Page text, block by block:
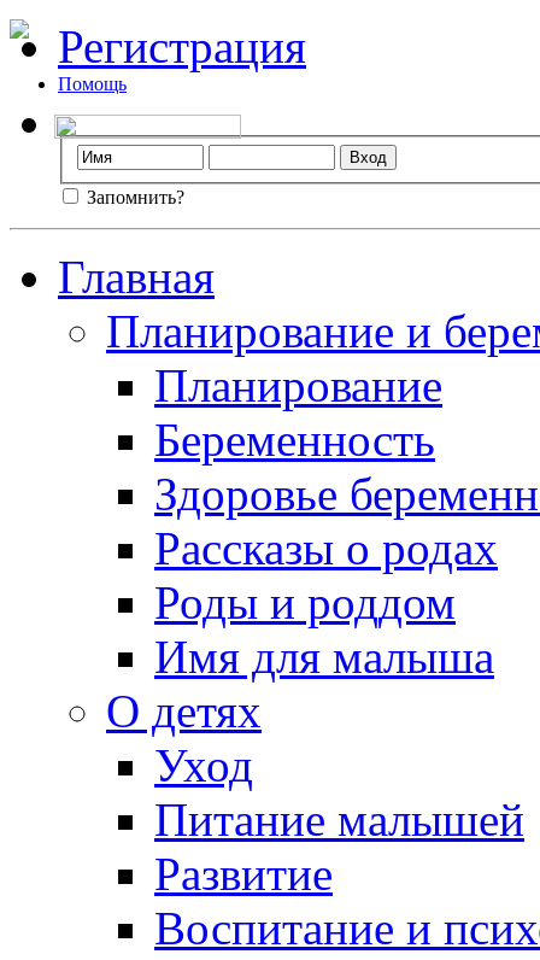
Регистрация
Помощь
Запомнить?
Главная
Планирование и
Планирование
Беременность
Здоровье
Рассказы о родах
Роды и роддом
Имя для малыша
О детях
Уход
Питание малышей
Развитие
Воспитание и